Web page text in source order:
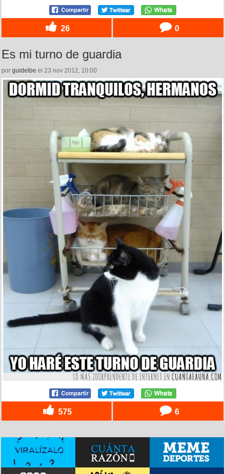
26 0
Es mi turno de guardia
por guidelbe el 23 nov 2012, 10:00
575 6